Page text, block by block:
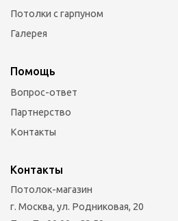
Потолки с гарпуном
Галерея
Помощь
Вопрос-ответ
Партнерство
Контакты
Контакты
Потолок-магазин
г. Москва, ул. Родниковая, 20